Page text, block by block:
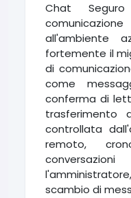
Chat
all'ambiente
fortemente il
di
come
conferma di
controllata
remoto,
scambio di